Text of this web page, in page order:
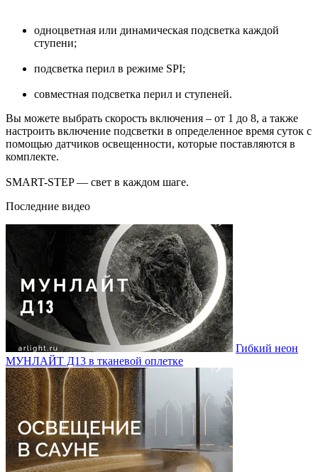
одноцветная или динамическая подсветка каждой
ступени;
подсветка перил в режиме SPI;
совместная подсветка перил и ступеней.
Вы можете выбрать скорость включения – от 1 до 8, а также
настроить включение подсветки в определенное время суток с
помощью датчиков освещенности, которые поставляются в
комплекте.
SMART-STEP — свет в каждом шаге.
Последние видео
Гибкий неон
МУНЛАЙТ Д13 в тканевой оплетке